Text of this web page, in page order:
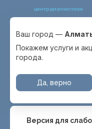
центр диагностики
Выбрать город
с. Отеген батыра
Ваш город —
Покажем услуги и
города.
Да, верно
Версия для